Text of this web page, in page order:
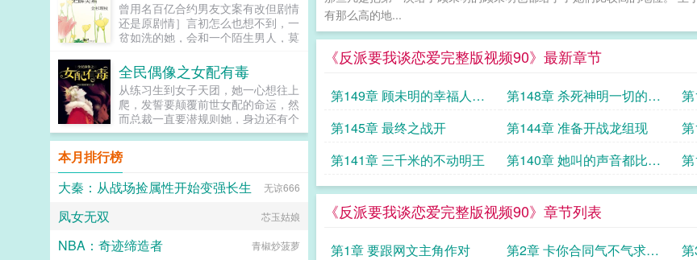
有那么高的地...
《反派要我谈恋爱完整版视频90》最新章节
第149章 顾未明的幸福人生
完结
第148章 杀死神明一切的终
结
身
第145章 最终之战开 第144章 准备开战龙组现
第141章 三千米的不动明王
第140章 她叫的声音都比你
的力气大
《反派要我谈恋爱完整版视频90》章节列表
第1章 要跟网文主角作对
第2章 卡你合同气不气求点
一定要搞这么五毒俱全的角色？写不
出来东西找个班上吧。还是读者
CMD，祖神，我可真该死啊！第四
的一般，但我改得还行吧？系统你知
道什么叫边缘角色吗？人气大爆角色
算什么边缘角色啊！！！TIPS12100
存稿箱吐章节，偶尔抽空改错字2警
惕祖哥感情牌，他是个狠人3wb短不
拉揪，随机掉落祖哥CG4论坛都会标
注发言时间，精确到秒，有用5是想
简单尝试各种题材的产物，专栏预收
有各个题材，收收菜呗w...
曾用名百亿合约男友文案有改但剧情
还是原剧情］言初怎么也想不到，一
贫如洗的她，会和一个陌生男人，莫
富交换。说白了就是他的钱进了她账
户，她的钱进了他账户还转！不！
回！去！好消息对方是陆洺执，陆氏
集团太子爷，多金，年轻，人还帅。
坏消息这人脾气差，控制欲强，还打
算趁机和她来场合约恋爱。...
全民偶像之女配有毒
从练习生到女子天团，她一心想往上
爬，发誓要颠覆前世女配的命运，然
而总裁一直要潜规则她，身边还有个
未来影视歌巨星在作妖！！！...
本月排行榜
大秦：从战场捡属性开始变强长生
无谅666
凤女无双 芯玉姑娘
NBA：奇迹缔造者 青椒炒菠萝